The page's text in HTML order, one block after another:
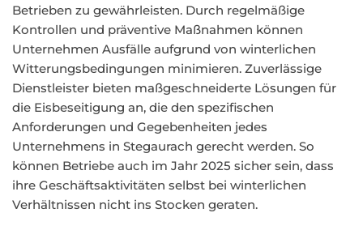
Betrieben zu gewährleisten. Durch regelmäßige
Kontrollen und präventive Maßnahmen können
Unternehmen Ausfälle aufgrund von winterlichen
Witterungsbedingungen minimieren. Zuverlässige
Dienstleister bieten maßgeschneiderte Lösungen für
die Eisbeseitigung an, die den spezifischen
Anforderungen und Gegebenheiten jedes
Unternehmens in Stegaurach gerecht werden. So
können Betriebe auch im Jahr 2025 sicher sein, dass
ihre Geschäftsaktivitäten selbst bei winterlichen
Verhältnissen nicht ins Stocken geraten.